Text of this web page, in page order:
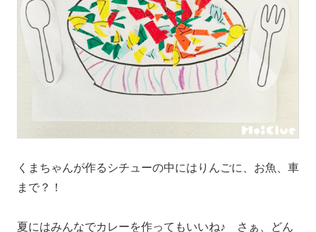
くまちゃんが作るシチューの中にはりんごに、お魚、車
まで？！
夏にはみんなでカレーを作ってもいいね♪ さぁ、どん